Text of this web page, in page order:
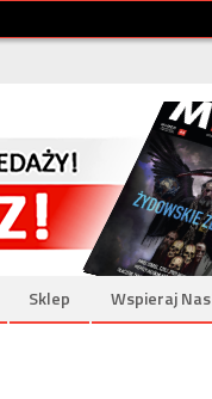
Sklep Wspieraj Nas